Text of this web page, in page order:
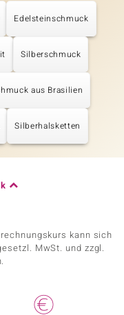
Edelsteinschmuck
Silberschmuck
aus Brasilien
Silberhalsketten
kann sich
MwSt. und zzgl.